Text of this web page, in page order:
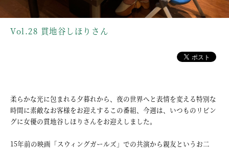
Vol.28 貫地谷しほりさん
柔らかな光に包まれる夕暮れから、夜の世界へと表情を変える特別な
時間に素敵なお客様をお迎えするこの番組、今週は、いつものリビン
グに女優の貫地谷しほりさんをお迎えしました。
15年前の映画「スウィングガールズ」での共演から親友というお二